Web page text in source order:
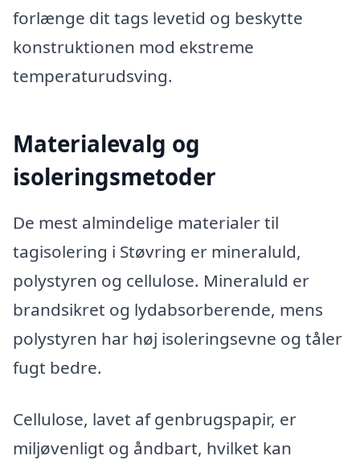
forlænge dit tags levetid og beskytte
konstruktionen mod ekstreme
temperaturudsving.
Materialevalg og
isoleringsmetoder
De mest almindelige materialer til
tagisolering i Støvring er mineraluld,
polystyren og cellulose. Mineraluld er
brandsikret og lydabsorberende, mens
polystyren har høj isoleringsevne og tåler
fugt bedre.
Cellulose, lavet af genbrugspapir, er
miljøvenligt og åndbart, hvilket kan